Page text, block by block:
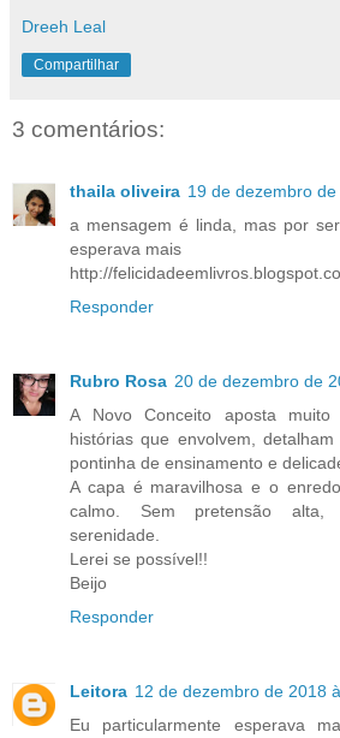
Dreeh Leal
Compartilhar
3 comentários:
thaila oliveira 19 de dezembro
a mensagem é linda, mas por
esperava mais
http://
Responder
Rubro Rosa 20 de dezembro de
A Novo Conceito aposta
histórias que envolvem,
pontinha de ensinamento e
A capa é maravilhosa e o
calmo. Sem pretensão alta,
serenidade.
Lerei se possível!!
Beijo
Responder
Leitora 12 de dezembro de 2018
Eu particularmente esperava